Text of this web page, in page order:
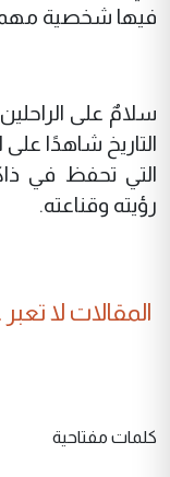
فيها شخصية
سلامٌ على
التاريخ شاهدًا
التي تحفظ في
رؤيته وقناعته.
المقالات لا
كلمات مفتاحية